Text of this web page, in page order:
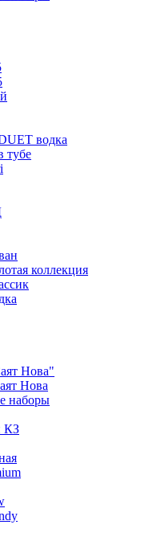
водка
тубе
коллекция
Нова"
Нова
наборы
КЗ